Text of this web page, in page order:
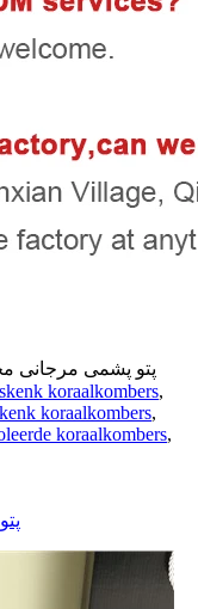
koraalkombers,
koraalkombers,
koraalkombers,